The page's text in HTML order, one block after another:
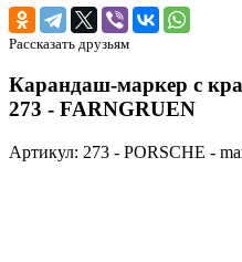
Рассказать друзьям
Карандаш-маркер с
273 - FARNGRUEN
Артикул: 273 - PORSCHE -